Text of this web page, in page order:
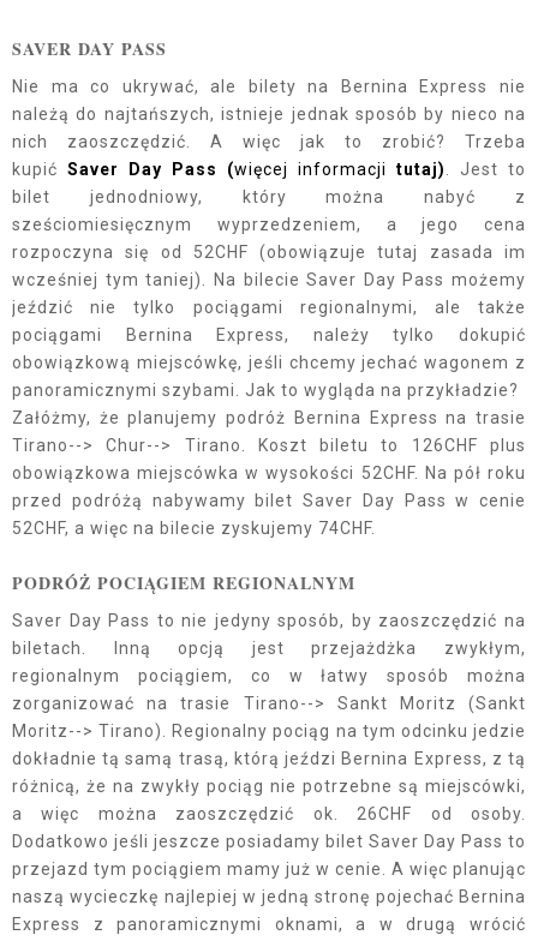
SAVER DAY PASS
Nie ma co ukrywać, ale bilety na Bernina Express nie
należą do najtańszych, istnieje jednak sposób by nieco na
nich zaoszczędzić. A więc jak to zrobić? Trzeba
kupić Saver Day Pass (więcej informacji tutaj)
. Jest to
bilet jednodniowy, który można nabyć z
sześciomiesięcznym wyprzedzeniem, a jego cena
rozpoczyna się od 52CHF (obowiązuje tutaj zasada im
wcześniej tym taniej). Na bilecie Saver Day Pass możemy
jeździć nie tylko pociągami regionalnymi, ale także
pociągami Bernina Express, należy tylko dokupić
obowiązkową miejscówkę, jeśli chcemy jechać wagonem z
panoramicznymi szybami. Jak to wygląda na przykładzie?
Załóżmy, że planujemy podróż Bernina Express na trasie
Tirano--> Chur--> Tirano. Koszt biletu to 126CHF plus
obowiązkowa miejscówka w wysokości 52CHF. Na pół roku
przed podróżą nabywamy bilet Saver Day Pass w cenie
52CHF, a więc na bilecie zyskujemy 74CHF.
PODRÓŻ POCIĄGIEM REGIONALNYM
Saver Day Pass to nie jedyny sposób, by zaoszczędzić na
biletach. Inną opcją jest przejażdżka zwykłym,
regionalnym pociągiem, co w łatwy sposób można
zorganizować na trasie Tirano--> Sankt Moritz (Sankt
Moritz--> Tirano). Regionalny pociąg na tym odcinku jedzie
dokładnie tą samą trasą, którą jeździ Bernina Express, z tą
różnicą, że na zwykły pociąg nie potrzebne są miejscówki,
a więc można zaoszczędzić ok. 26CHF od osoby.
Dodatkowo jeśli jeszcze posiadamy bilet Saver Day Pass to
przejazd tym pociągiem mamy już w cenie. A więc planując
naszą wycieczkę najlepiej w jedną stronę pojechać Bernina
Express z panoramicznymi oknami, a w drugą wrócić